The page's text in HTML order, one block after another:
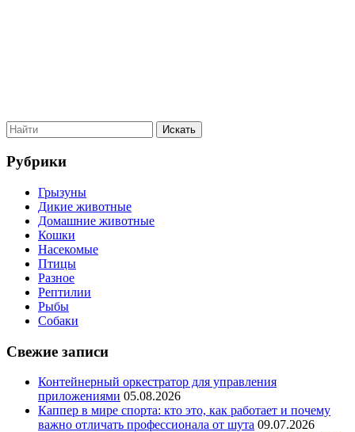
Рубрики
Грызуны
Дикие животные
Домашние животные
Кошки
Насекомые
Птицы
Разное
Рептилии
Рыбы
Собаки
Свежие записи
Контейнерный оркестратор для управления
приложениями 05.08.2026
Каппер в мире спорта: кто это, как работает и почему
важно отличать профессионала от шута 09.07.2026